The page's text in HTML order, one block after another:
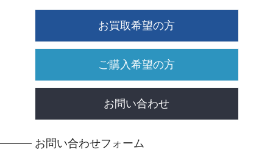
お買取希望の方
ご購入希望の方
お問い合わせ
お問い合わせフォーム